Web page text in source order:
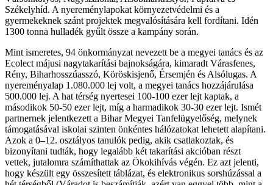
Székelyhíd. A nyereménylapokat környezetvédelmi és a
gyermekeknek szánt projektek megvalósítására kell fordítani. Idén
1300 tonna hulladék gyűlt össze a kampány során.
Mint ismeretes, 94 önkormányzat nevezett be a megyei tanács és az
Ecolect májusi nagytakarítási bajnokságára, kimaradt Várasfenes,
Rény, Biharhosszúasszó, Köröskisjenő, Érsemjén és Alsólugas. A
nyereményalap 1.080.000 lej volt, a megyei tanács hozzájárulása
500.000 lej. A hat térség nyertesei 100-100 ezer lejt kaptak, a
másodikok 50-50 ezer lejt, míg a harmadikok 30-30 ezer lejt. Ismét
partnernek jelentkezett a Bihar Megyei Tanfelügyelőség, melynek
támogatásával iskolai szinten önkéntes hálózatokat lehetett alapítani.
Azok a 0–12. osztályos tanulók pedig, akik csatlakoztak, és
bizonyítani tudták, hogy legalább két takarítási akcióban részt
vettek, jutalomra számíthattak az Ökokihívás végén. Ez azt jelenti,
hogy készült egy összesített táblázat, és elektronikus sorshúzással a